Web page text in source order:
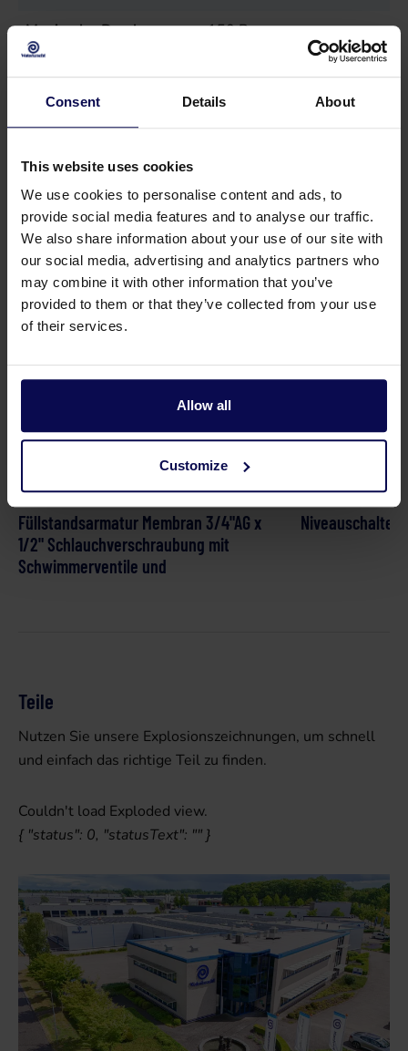
Consent Details About
This website uses cookies
We use cookies to personalise content and ads, to
provide social media features and to analyse our traffic.
We also share information about your use of our site with
our social media, advertising and analytics partners who
may combine it with other information that you’ve
provided to them or that they’ve collected from your use
of their services.
Allow all
Customize
Maximaler Druck
150Bar
Typ
SP150/15 4KW
Geeignetes Zubehör
Füllstandsarmatur Membran 3/4"AG x
1/2" Schlauchverschraubung mit
Schwimmerventile und
Niveauschalter
Teile
Nutzen Sie unsere Explosionszeichnungen, um schnell
und einfach das richtige Teil zu finden.
Couldn't load Exploded view.
{ "status": 0, "statusText": "" }